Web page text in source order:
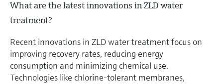
What are the latest innovations in ZLD water
treatment?
Recent innovations in ZLD water treatment focus on
improving recovery rates, reducing energy
consumption and minimizing chemical use.
Technologies like chlorine-tolerant membranes,